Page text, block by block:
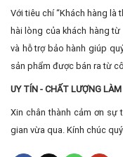
Với tiêu chí “Khách hàng là
hài lòng của khách hàng
và hỗ trợ bảo hành giúp
sản phẩm được bán ra từ
UY TÍN - CHẤT LƯỢNG
Xin chân thành cảm ơn sự
gian vừa qua. Kính chúc